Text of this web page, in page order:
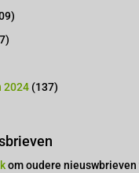
2024(137)
om oudere nieuswbrieven